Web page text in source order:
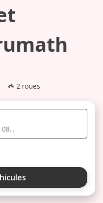
2 roues
août 2026